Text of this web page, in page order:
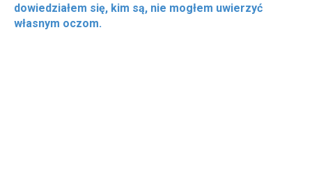
dowiedziałem się, kim są, nie mogłem uwierzyć
własnym oczom.